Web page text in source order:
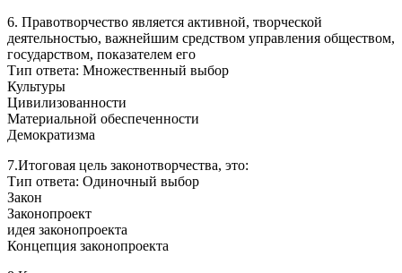
6. Правотворчество является активной, творческой
деятельностью, важнейшим средством управления обществом,
государством, показателем его
Тип ответа: Множественный выбор
Культуры
Цивилизованности
Материальной обеспеченности
Демократизма
7.Итоговая цель законотворчества, это:
Тип ответа: Одиночный выбор
Закон
Законопроект
идея законопроекта
Концепция законопроекта